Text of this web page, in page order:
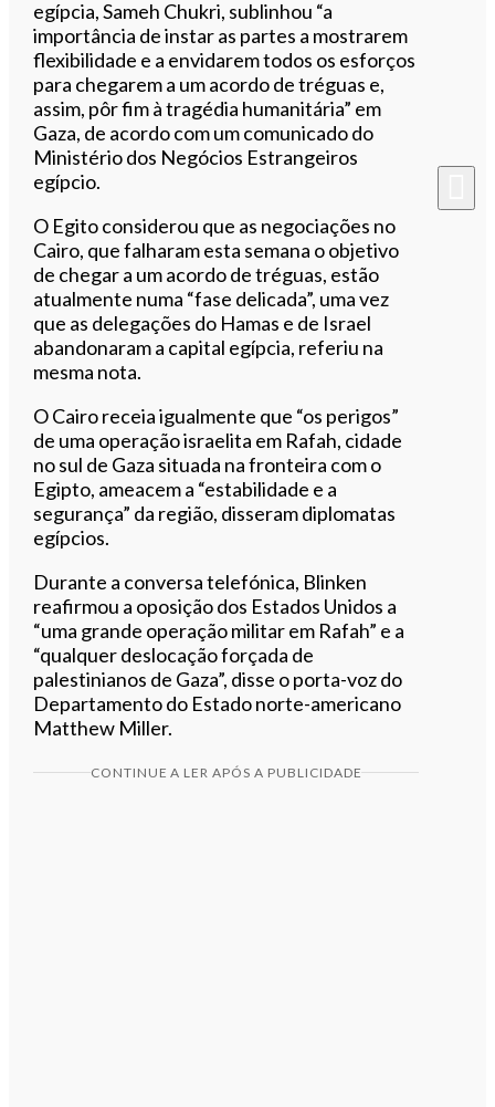
egípcia, Sameh Chukri, sublinhou “a
importância de instar as partes a mostrarem
flexibilidade e a envidarem todos os esforços
para chegarem a um acordo de tréguas e,
assim, pôr fim à tragédia humanitária” em
Gaza, de acordo com um comunicado do
Ministério dos Negócios Estrangeiros
egípcio.
O Egito considerou que as negociações no
Cairo, que falharam esta semana o objetivo
de chegar a um acordo de tréguas, estão
atualmente numa “fase delicada”, uma vez
que as delegações do Hamas e de Israel
abandonaram a capital egípcia, referiu na
mesma nota.
O Cairo receia igualmente que “os perigos”
de uma operação israelita em Rafah, cidade
no sul de Gaza situada na fronteira com o
Egipto, ameacem a “estabilidade e a
segurança” da região, disseram diplomatas
egípcios.
Durante a conversa telefónica, Blinken
reafirmou a oposição dos Estados Unidos a
“uma grande operação militar em Rafah” e a
“qualquer deslocação forçada de
palestinianos de Gaza”, disse o porta-voz do
Departamento do Estado norte-americano
Matthew Miller.
CONTINUE A LER APÓS A PUBLICIDADE